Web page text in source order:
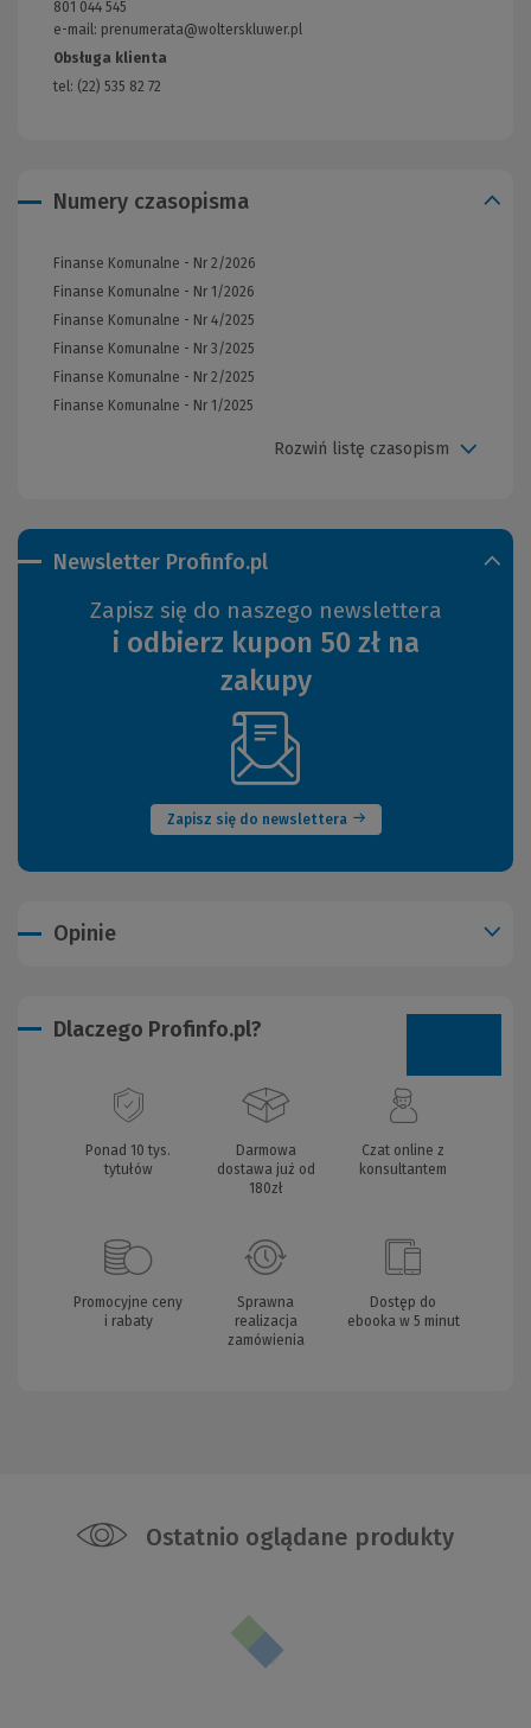
Newsletter Profinfo.pl
Zapisz się do naszego newslettera
i odbierz kupon 50 zł na
zakupy
Zapisz się do newslettera
(Nowe
okno)
801 044 545
e-mail: prenumerata@wolterskluwer.pl
Obsługa klienta
tel: (22) 535 82 72
Numery czasopisma
Finanse Komunalne - Nr 2/2026
Finanse Komunalne - Nr 1/2026
Finanse Komunalne - Nr 4/2025
Finanse Komunalne - Nr 3/2025
Finanse Komunalne - Nr 2/2025
Finanse Komunalne - Nr 1/2025
Rozwiń listę czasopism
Opinie
Dlaczego Profinfo.pl?
Ponad 10 tys.
tytułów
Darmowa
dostawa już od
180zł
Czat online z
konsultantem
Promocyjne ceny
i rabaty
Sprawna
realizacja
zamówienia
Dostęp do
ebooka w 5 minut
Ostatnio oglądane produkty